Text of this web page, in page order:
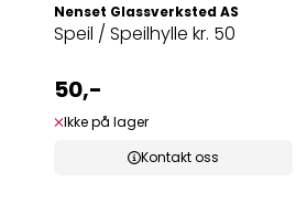
Nenset Glassverksted AS
Speil / Speilhylle kr. 50
50,-
Ikke på lager
Kontakt oss